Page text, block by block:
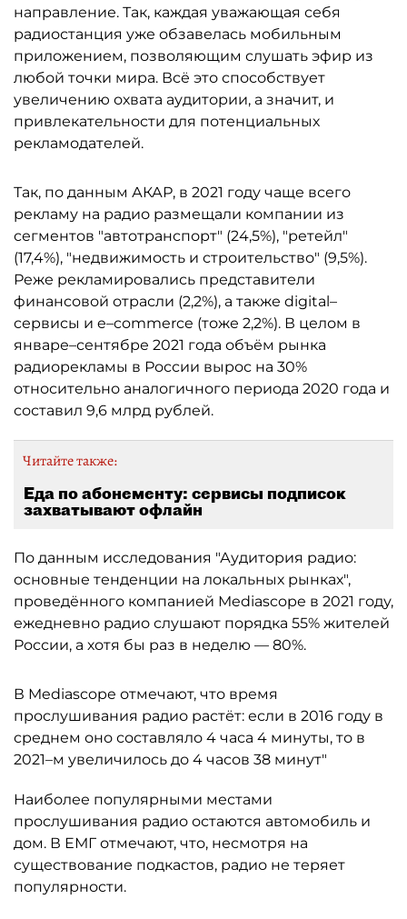
направление. Так, каждая уважающая себя
радиостанция уже обзавелась мобильным
приложением, позволяющим слушать эфир из
любой точки мира. Всё это способствует
увеличению охвата аудитории, а значит, и
привлекательности для потенциальных
рекламодателей.
Так, по данным АКАР, в 2021 году чаще всего
рекламу на радио размещали компании из
сегментов "автотранспорт" (24,5%), "ретейл"
(17,4%), "недвижимость и строительство" (9,5%).
Реже рекламировались представители
финансовой отрасли (2,2%), а также digital–
сервисы и e–commerce (тоже 2,2%). В целом в
январе–сентябре 2021 года объём рынка
радиорекламы в России вырос на 30%
относительно аналогичного периода 2020 года и
составил 9,6 млрд рублей.
Читайте также:
Еда по абонементу: cервисы подписок
захватывают офлайн
По данным исследования "Аудитория радио:
основные тенденции на локальных рынках",
проведённого компанией Mediascope в 2021 году,
ежедневно радио слушают порядка 55% жителей
России, а хотя бы раз в неделю — 80%.
В Mediascope отмечают, что время
прослушивания радио растёт: если в 2016 году в
среднем оно составляло 4 часа 4 минуты, то в
2021–м увеличилось до 4 часов 38 минут"
Наиболее популярными местами
прослушивания радио остаются автомобиль и
дом. В ЕМГ отмечают, что, несмотря на
существование подкастов, радио не теряет
популярности.